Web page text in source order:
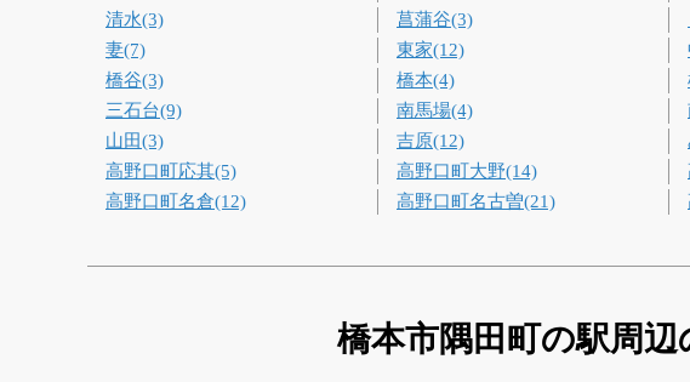
清水(3)
菖蒲谷(3)
妻(7)
東家(12)
橋谷(3)
橋本(4)
三石台(9)
南馬場(4)
山田(3)
吉原(12)
高野口町応其(5)
高野口町大野(14)
高野口町名倉(12)
高野口町名古曽(21)
橋本市隅田町の駅周